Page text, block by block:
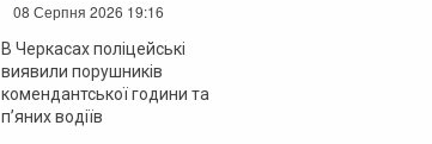
08 Серпня 2026 19:16
В Черкасах поліцейські
виявили порушників
комендантської години та
п’яних водіїв